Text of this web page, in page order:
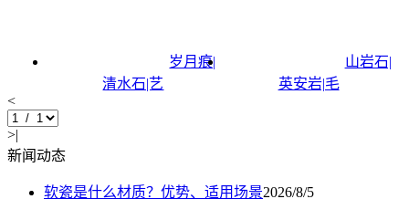
岁月痕|
清水石|艺
山岩石|
英安岩|毛
<
>|
新闻动态
软瓷是什么材质？优势、适用场景2026/8/5